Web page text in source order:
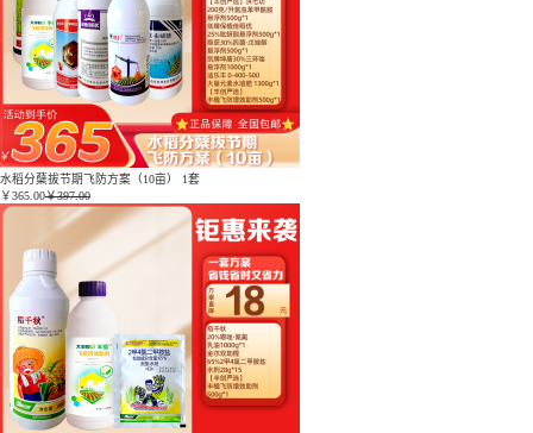
水稻分蘖拔节期飞防方案（10亩） 1套
￥365.00￥397.00